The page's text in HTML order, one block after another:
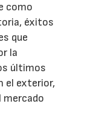
como
éxitos
que
la
últimos
el exterior,
mercado